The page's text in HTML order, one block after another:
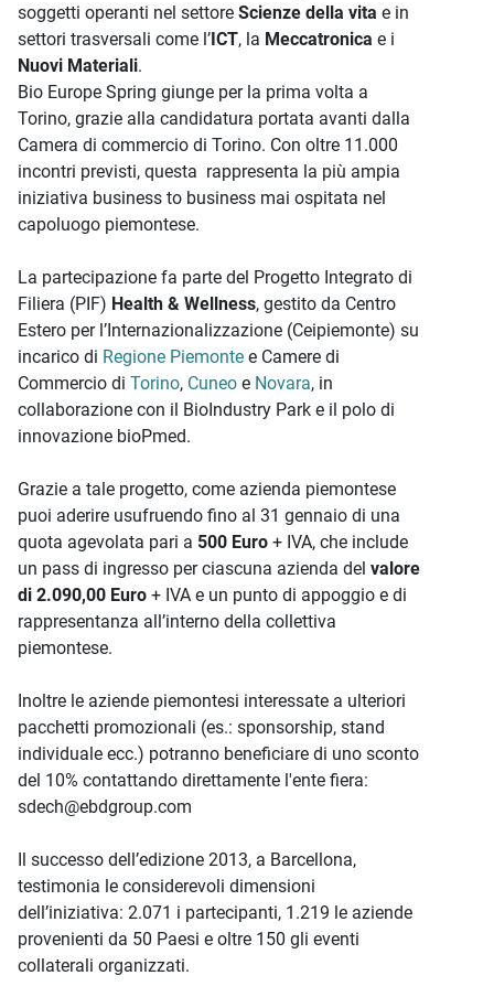
soggetti operanti nel settore Scienze della vita e in
settori trasversali come l’ICT, la Meccatronica e i
Nuovi Materiali.
Bio Europe Spring giunge per la prima volta a
Torino, grazie alla candidatura portata avanti dalla
Camera di commercio di Torino. Con oltre 11.000
incontri previsti, questa rappresenta la più ampia
iniziativa business to business mai ospitata nel
capoluogo piemontese.
La partecipazione fa parte del Progetto Integrato di
Filiera (PIF) Health & Wellness, gestito da Centro
Estero per l’Internazionalizzazione (Ceipiemonte) su
incarico di Regione Piemonte e Camere di
Commercio di Torino, Cuneo e Novara, in
collaborazione con il BioIndustry Park e il polo di
innovazione bioPmed.
Grazie a tale progetto, come azienda piemontese
puoi aderire usufruendo fino al 31 gennaio di una
quota agevolata pari a 500 Euro + IVA, che include
un pass di ingresso per ciascuna azienda del valore
di 2.090,00 Euro + IVA e un punto di appoggio e di
rappresentanza all’interno della collettiva
piemontese.
Inoltre le aziende piemontesi interessate a ulteriori
pacchetti promozionali (es.: sponsorship, stand
individuale ecc.) potranno beneficiare di uno sconto
del 10% contattando direttamente l'ente fiera:
sdech@ebdgroup.com
Il successo dell’edizione 2013, a Barcellona,
testimonia le considerevoli dimensioni
dell’iniziativa: 2.071 i partecipanti, 1.219 le aziende
provenienti da 50 Paesi e oltre 150 gli eventi
collaterali organizzati.